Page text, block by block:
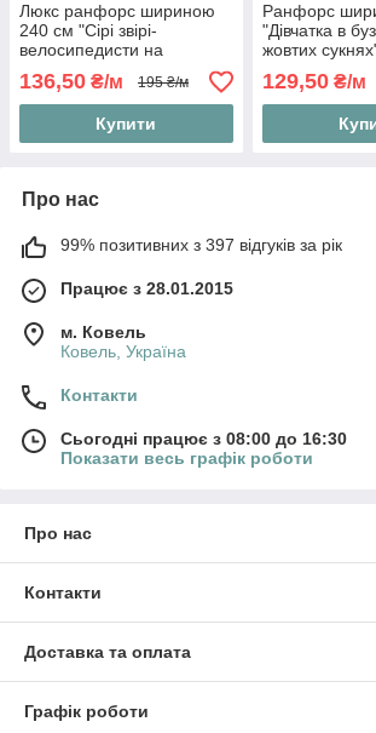
Люкс ранфорс шириною
240 см "Сірі звірі-
велосипедисти на
веселці", №4827
136,50 ₴/м 195 ₴/м
Купити
Ранфорс
"Дівчатка в
жовтих
129,50₴/м
Про нас
99% позитивних з 397 відгуків за рік
Працює з 28.01.2015
м. Ковель
Ковель, Україна
Контакти
Сьогодні працює з 08:00 до 16:30
Показати весь графік роботи
Про нас
Контакти
Доставка та оплата
Графік роботи